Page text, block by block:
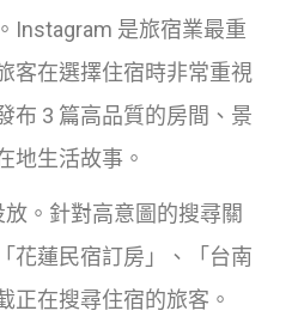
Instagram 是旅宿業最重
客在選擇住宿時非常重視
布 3 篇高品質的房間、景
地生活故事。
。針對高意圖的搜尋關
花蓮民宿訂房」、「台南
正在搜尋住宿的旅客。